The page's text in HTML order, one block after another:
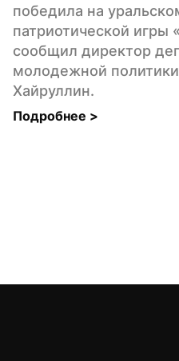
победила на
патриотической игры
сообщил директор
молодежной
Хайруллин.
Подробнее >